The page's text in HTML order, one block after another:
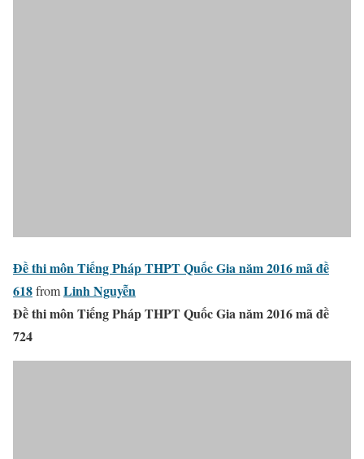
Đề thi môn Tiếng Pháp THPT Quốc Gia năm 2016 mã đề
618fromLinh Nguyễn
Đề thi môn Tiếng Pháp THPT Quốc Gia năm 2016 mã đề
724